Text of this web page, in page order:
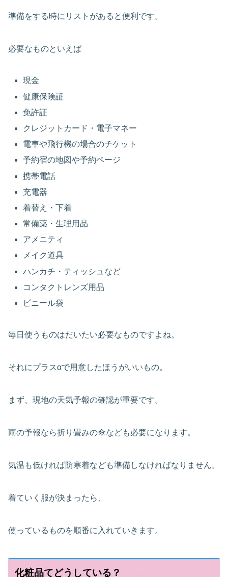
準備をする時にリストがあると便利です。
必要なものといえば
現金
健康保険証
免許証
クレジットカード・電子マネー
電車や飛行機の場合のチケット
予約宿の地図や予約ページ
携帯電話
充電器
着替え・下着
常備薬・生理用品
アメニティ
メイク道具
ハンカチ・ティッシュなど
コンタクトレンズ用品
ビニール袋
毎日使うものはだいたい必要なものですよね。
それにプラスαで用意したほうがいいもの。
まず、現地の天気予報の確認が重要です。
雨の予報なら折り畳みの傘なども必要になります。
気温も低ければ防寒着なども準備しなければなりません。
着ていく服が決まったら、
使っているものを順番に入れていきます。
化粧品てどうしている？